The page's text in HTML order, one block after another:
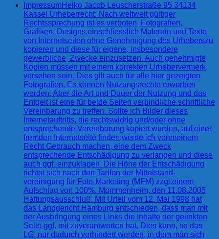
ImpressumHeiko Jacob Leuscherstraße 95 34134
Kassel Urheberrecht: Nach weltweit gültiger
Rechtssprechung ist es verboten, Fotografien,
Grafiken, Designs,einschliesslich Malerein und Texte
von Internetseiten ohne Genehmigung des Urheberszu
kopieren und diese für eigene, insbesondere
gewerbliche, Zwecke einzusetzen. Auch genehmigte
Kopien müssen mit einem korrekten Urhebervermerk
versehen sein. Dies gilt auch für alle hier gezeigten
Fotografien. Es können Nutzungsrechte erworben
werden. Aber die Art und Dauer der Nutzung und das
Entgelt ist eine für beide Seiten verbindliche schriftliche
Vereinbarung zu treffen. Sollte ich Bilder dieses
Internetauftritts, die rechtswidrig und/oder ohne
entsprechende Vereinbarung kopiert wurden, auf einer
fremden Internetseite finden,werde ich vonmeinem
Recht Gebrauch machen, eine dem Zweck
entsprechende Entschädigung zu verlangen und diese
auch ggf. einzuklagen. Die Höhe der Entschädigung
richtet sich nach den Tarifen der Mittelstand-
vereinigung für Foto-Marketing (MFM) zzgl.einem
Aufschlag von 100%. Mommenheim, den 11.08.2005
Haftungsausschluß: Mit Urteil vom 12. Mai 1998 hat
das Landgericht Hamburg entschieden, dass man mit
der Ausbringung eines Links die Inhalte der gelinkten
Seite ggf. mit zuverantworten hat. Dies kann, so das
LG, nur dadurch verhindert werden, in dem man sich